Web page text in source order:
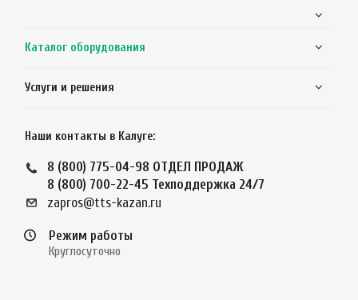
Каталог оборудования
Услуги и решения
Наши контакты в Калуге:
8 (800) 775-04-98 ОТДЕЛ ПРОДАЖ
8 (800) 700-22-45 Техподдержка 24/7
zapros@tts-kazan.ru
Режим работы
Круглосуточно